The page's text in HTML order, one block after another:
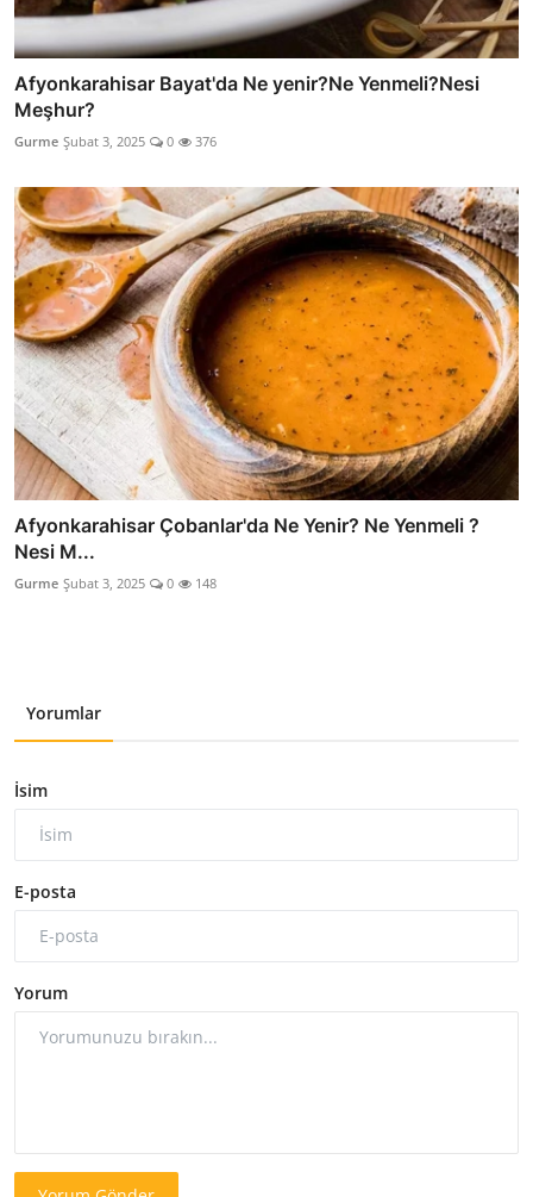
Afyonkarahisar Bayat'da Ne yenir?Ne Yenmeli?Nesi
Meşhur?
Gurme Şubat 3, 2025 0 376
Afyonkarahisar Çobanlar'da Ne Yenir? Ne Yenmeli ?
Nesi M...
Gurme Şubat 3, 2025 0 148
Yorumlar
İsim
E-posta
Yorum